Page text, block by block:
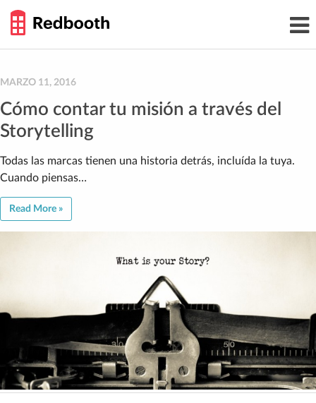
content
GUIDE
MARZO 11, 2016
Cómo contar tu misión a través del
Storytelling
Todas las marcas tienen una historia detrás, incluída la tuya.
Cuando piensas…
Read More »